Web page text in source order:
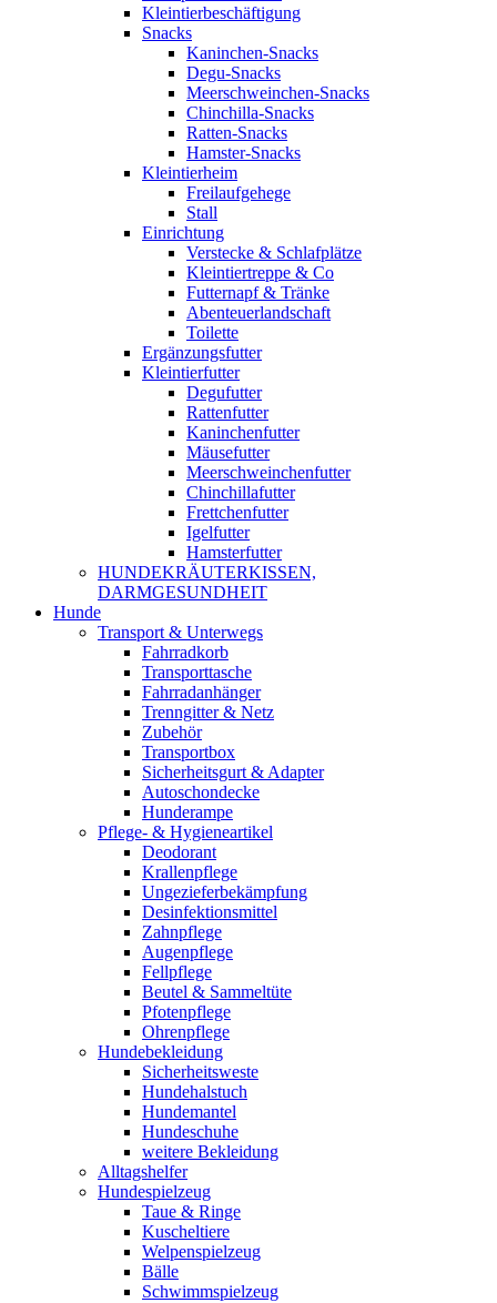
Kleintierbeschäftigung
Snacks
Kaninchen-Snacks
Degu-Snacks
Meerschweinchen-Snacks
Chinchilla-Snacks
Ratten-Snacks
Hamster-Snacks
Kleintierheim
Freilaufgehege
Stall
Einrichtung
Verstecke & Schlafplätze
Kleintiertreppe & Co
Futternapf & Tränke
Abenteuerlandschaft
Toilette
Ergänzungsfutter
Kleintierfutter
Degufutter
Rattenfutter
Kaninchenfutter
Mäusefutter
Meerschweinchenfutter
Chinchillafutter
Frettchenfutter
Igelfutter
Hamsterfutter
HUNDEKRÄUTERKISSEN,
DARMGESUNDHEIT
Hunde
Transport & Unterwegs
Fahrradkorb
Transporttasche
Fahrradanhänger
Trenngitter & Netz
Zubehör
Transportbox
Sicherheitsgurt & Adapter
Autoschondecke
Hunderampe
Pflege- & Hygieneartikel
Deodorant
Krallenpflege
Ungezieferbekämpfung
Desinfektionsmittel
Zahnpflege
Augenpflege
Fellpflege
Beutel & Sammeltüte
Pfotenpflege
Ohrenpflege
Hundebekleidung
Sicherheitsweste
Hundehalstuch
Hundemantel
Hundeschuhe
weitere Bekleidung
Alltagshelfer
Hundespielzeug
Taue & Ringe
Kuscheltiere
Welpenspielzeug
Bälle
Schwimmspielzeug